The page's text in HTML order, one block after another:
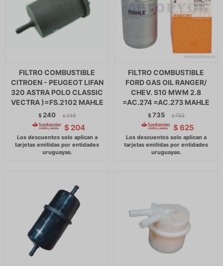
FILTRO COMBUSTIBLE
CITROEN - PEUGEOT LIFAN
320 ASTRA POLO CLASSIC
VECTRA )=FS.2102 MAHLE
$ 240 $ 246
$ 204
FILTRO COMBUSTIBLE
FORD GAS OIL RANGER/
CHEV. S10 MWM 2.8
=AC.274 =AC.273 MAHLE
$735 $ 753
$ 625